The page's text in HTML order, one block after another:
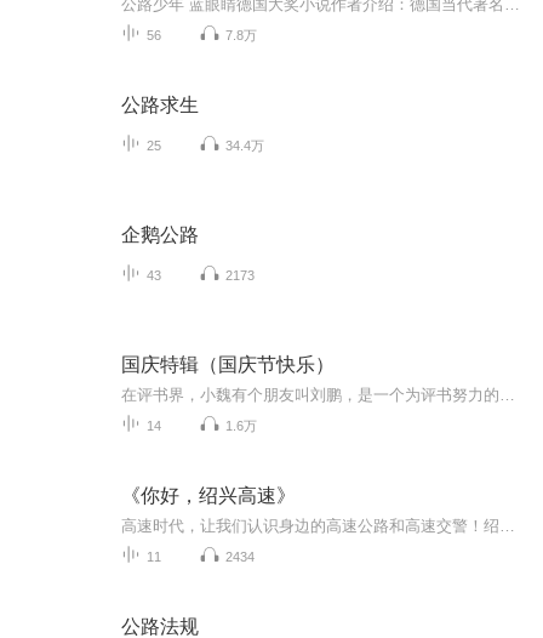
56 7.8万
公路求生
25 34.4万
企鹅公路
43 2173
国庆特辑（国庆节快乐）
14 1.6万
《你好，绍兴高速》
11 2434
公路法规